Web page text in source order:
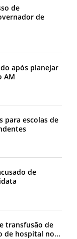
de
de
após planejar
AM
para escolas de
de
transfusão de
de hospital no...